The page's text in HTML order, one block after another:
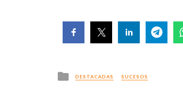
Posted
in
DESTACADAS SUCESOS